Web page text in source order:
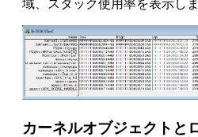
域、スタック使用率を表示しま
カーネルオブジェクトと